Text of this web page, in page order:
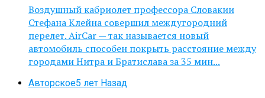
Воздушный кабриолет профессора Словакии
Стефана Клейна совершил междугородний
перелет. AirCar — так называется новый
автомобиль способен покрыть расстояние между
городами Нитра и Братислава за 35 мин...
Авторское5 лет Назад